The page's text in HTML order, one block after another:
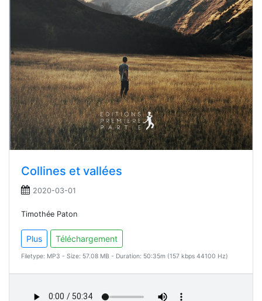
Collines et vallées
2020-03-01
Timothée Paton
Plus Téléchargement
Filetype: MP3 - Size: 57.08 MB - Duration: 50:35m (157 kbps 44100 Hz)